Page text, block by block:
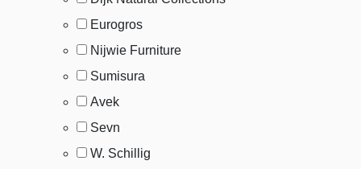
Eurogros
Nijwie Furniture
Sumisura
Avek
Sevn
W. Schillig